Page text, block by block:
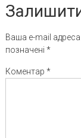
Ваша e-mail
позначені *
Коментар *